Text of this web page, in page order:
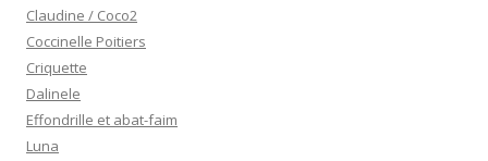
Claudine / Coco2
Coccinelle Poitiers
Criquette
Dalinele
Effondrille et abat-faim
Luna